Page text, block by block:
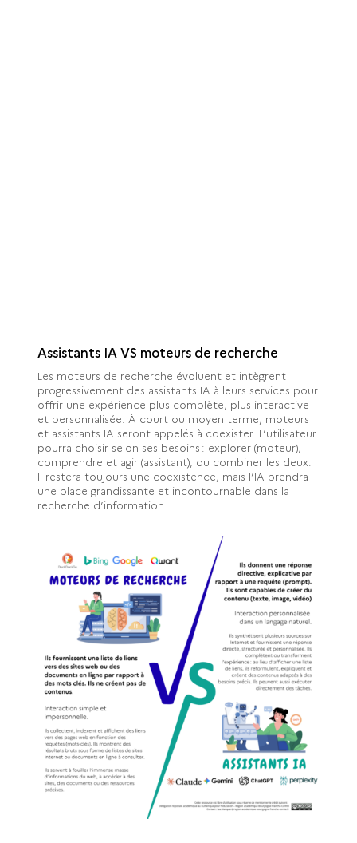
Assistants IA VS moteurs de recherche
Les moteurs de recherche évoluent et intègrent
progressivement des assistants IA à leurs services pour
offrir une expérience plus complète, plus interactive
et personnalisée. À court ou moyen terme, moteurs
et assistants IA seront appelés à coexister. L’utilisateur
pourra choisir selon ses besoins : explorer (moteur),
comprendre et agir (assistant), ou combiner les deux.
Il restera toujours une coexistence, mais l’IA prendra
une place grandissante et incontournable dans la
recherche d’information.